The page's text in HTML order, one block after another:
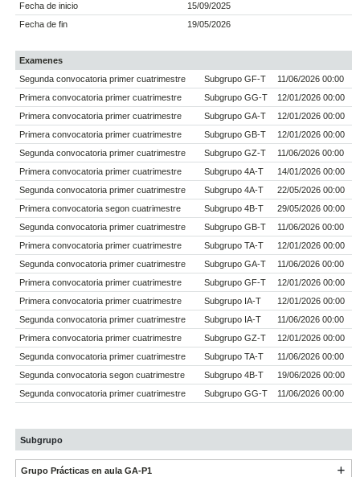
Fecha de inicio
15/09/2025
Fecha de fin
19/05/2026
Examenes
Segunda convocatoria primer cuatrimestre
Subgrupo GF-T
11/06/2026 00:00
Primera convocatoria primer cuatrimestre
Subgrupo GG-T
12/01/2026 00:00
Primera convocatoria primer cuatrimestre
Subgrupo GA-T
12/01/2026 00:00
Primera convocatoria primer cuatrimestre
Subgrupo GB-T
12/01/2026 00:00
Segunda convocatoria primer cuatrimestre
Subgrupo GZ-T
11/06/2026 00:00
Primera convocatoria primer cuatrimestre
Subgrupo 4A-T
14/01/2026 00:00
Segunda convocatoria primer cuatrimestre
Subgrupo 4A-T
22/05/2026 00:00
Primera convocatoria segon cuatrimestre
Subgrupo 4B-T
29/05/2026 00:00
Segunda convocatoria primer cuatrimestre
Subgrupo GB-T
11/06/2026 00:00
Primera convocatoria primer cuatrimestre
Subgrupo TA-T
12/01/2026 00:00
Segunda convocatoria primer cuatrimestre
Subgrupo GA-T
11/06/2026 00:00
Primera convocatoria primer cuatrimestre
Subgrupo GF-T
12/01/2026 00:00
Primera convocatoria primer cuatrimestre
Subgrupo IA-T
12/01/2026 00:00
Segunda convocatoria primer cuatrimestre
Subgrupo IA-T
11/06/2026 00:00
Primera convocatoria primer cuatrimestre
Subgrupo GZ-T
12/01/2026 00:00
Segunda convocatoria primer cuatrimestre
Subgrupo TA-T
11/06/2026 00:00
Segunda convocatoria segon cuatrimestre
Subgrupo 4B-T
19/06/2026 00:00
Segunda convocatoria primer cuatrimestre
Subgrupo GG-T 11/06/2026 00:00
Subgrupo
Grupo Prácticas en aula GA-P1